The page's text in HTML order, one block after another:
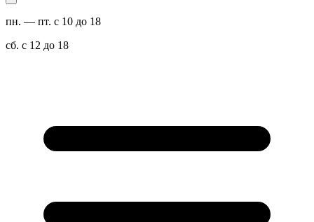
пн. — пт. с 10 до 18
сб. с 12 до 18